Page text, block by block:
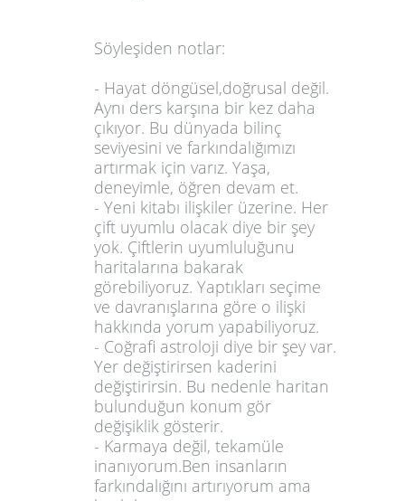
Söyleşiden notlar:
- Hayat döngüsel,doğrusal değil.
Aynı ders karşına bir kez daha
çıkıyor. Bu dünyada bilinç
seviyesini ve farkındalığımızı
artırmak için varız. Yaşa,
deneyimle, öğren devam et.
- Yeni kitabı ilişkiler üzerine. Her
çift uyumlu olacak diye bir şey
yok. Çiftlerin uyumluluğunu
haritalarına bakarak
görebiliyoruz. Yaptıkları seçime
ve davranışlarına göre o ilişki
hakkında yorum yapabiliyoruz.
- Coğrafi astroloji diye bir şey var.
Yer değiştirirsen kaderini
değiştirirsin. Bu nedenle haritan
bulunduğun konum gör
değişiklik gösterir.
- Karmaya değil, tekamüle
inanıyorum.Ben insanların
farkındalığını artırıyorum ama